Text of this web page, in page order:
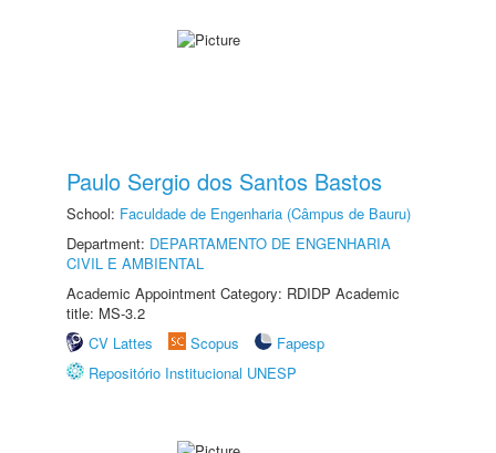
Paulo Sergio dos Santos Bastos
School: Faculdade de Engenharia (Câmpus de Bauru)
Department: DEPARTAMENTO DE ENGENHARIA
CIVIL E AMBIENTAL
Academic Appointment Category: RDIDP Academic
title: MS-3.2
CV Lattes
Scopus
Fapesp
Repositório Institucional UNESP